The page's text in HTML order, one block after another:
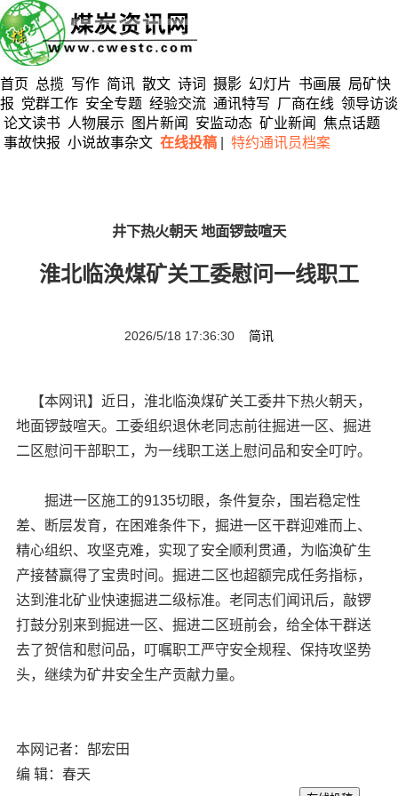
首页 总揽 写作 简讯 散文 诗词 摄影 幻灯片 书画展 局矿快
报 党群工作 安全专题 经验交流 通讯特写 厂商在线 领导访谈
论文读书
人物展示 图片新闻 安监动态 矿业新闻
焦点话题
事故快报 小说故事杂文 在线投稿 特约通讯员档案
井下热火朝天 地面锣鼓喧天
淮北临涣煤矿关工委慰问一线职工
2026/5/18 17:36:30 简讯
【本网讯】近日，淮北临涣煤矿关工委井下热火朝天，
地面锣鼓喧天。工委组织退休老同志前往掘进一区、掘进
二区慰问干部职工，为一线职工送上慰问品和安全叮咛。
掘进一区施工的9135切眼，条件复杂，围岩稳定性
差、断层发育，在困难条件下，掘进一区干群迎难而上、
精心组织、攻坚克难，实现了安全顺利贯通，为临涣矿生
产接替赢得了宝贵时间。掘进二区也超额完成任务指标，
达到淮北矿业快速掘进二级标准。老同志们闻讯后，敲锣
打鼓分别来到掘进一区、掘进二区班前会，给全体干群送
去了贺信和慰问品，叮嘱职工严守安全规程、保持攻坚势
头，继续为矿井安全生产贡献力量。
本网记者：郜宏田
编 辑：春天